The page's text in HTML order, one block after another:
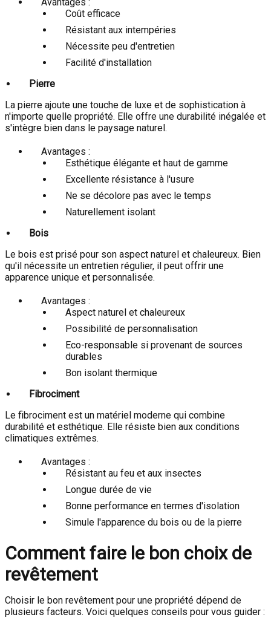
Coût efficace
Résistant aux intempéries
Nécessite peu d'entretien
Facilité d'installation
Pierre
La pierre ajoute une touche de luxe et de sophistication à
n'importe quelle propriété. Elle offre une durabilité inégalée et
s'intègre bien dans le paysage naturel.
Avantages :
Esthétique élégante et haut de gamme
Excellente résistance à l'usure
Ne se décolore pas avec le temps
Naturellement isolant
Bois
Le bois est prisé pour son aspect naturel et chaleureux. Bien
qu'il nécessite un entretien régulier, il peut offrir une
apparence unique et personnalisée.
Avantages :
Aspect naturel et chaleureux
Possibilité de personnalisation
Eco-responsable si provenant de sources
durables
Bon isolant thermique
Fibrociment
Le fibrociment est un matériel moderne qui combine
durabilité et esthétique. Elle résiste bien aux conditions
climatiques extrêmes.
Avantages :
Résistant au feu et aux insectes
Longue durée de vie
Bonne performance en termes d'isolation
Simule l'apparence du bois ou de la pierre
Comment faire le bon choix de
revêtement
Choisir le bon revêtement pour une propriété dépend de
plusieurs facteurs. Voici quelques conseils pour vous guider :